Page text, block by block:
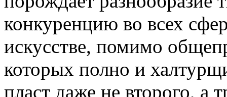
конкуренцию во всех
искусстве, помимо
которых полно и
пласт даже не второго, а